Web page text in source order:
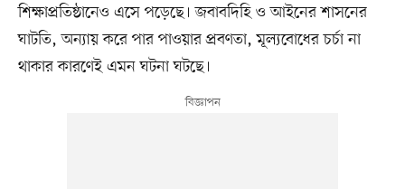
শিক্ষাপ্রতিষ্ঠানেও এসে পড়েছে। জবাবদিহি ও আইনের শাসনের
ঘাটতি, অন্যায় করে পার পাওয়ার প্রবণতা, মূল্যবোধের চর্চা না
থাকার কারণেই এমন ঘটনা ঘটছে।